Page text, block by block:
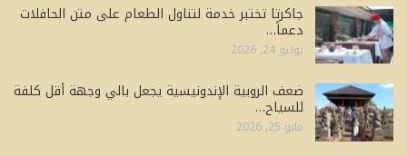
جاكرتا تختبر خدمة لتناول الطعام على متن الحافلات
دعماً…
يوليو 24, 2026
ضعف الروبية الإندونيسية يجعل بالي وجهة أقل كلفة
للسياح…
مايو 25, 2026